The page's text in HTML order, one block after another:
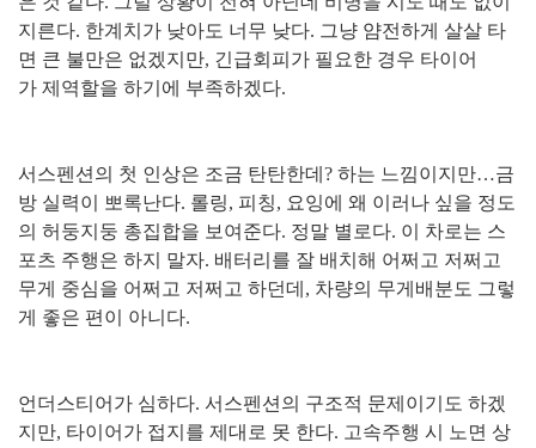
지른다. 한계치가 낮아도 너무 낮다. 그냥 얌전하게 살살 타
면 큰 불만은 없겠지만, 긴급회피가 필요한 경우 타이어
가 제역할을 하기에 부족하겠다.
서스펜션의 첫 인상은 조금 탄탄한데? 하는 느낌이지만…금
방 실력이 뽀록난다. 롤링, 피칭, 요잉에 왜 이러나 싶을 정도
의 허둥지둥 총집합을 보여준다. 정말 별로다. 이 차로는 스
포츠 주행은 하지 말자. 배터리를 잘 배치해 어쩌고 저쩌고
무게 중심을 어쩌고 저쩌고 하던데, 차량의 무게배분도 그렇
게 좋은 편이 아니다.
언더스티어가 심하다. 서스펜션의 구조적 문제이기도 하겠
지만, 타이어가 접지를 제대로 못 한다. 고속주행 시 노면 상